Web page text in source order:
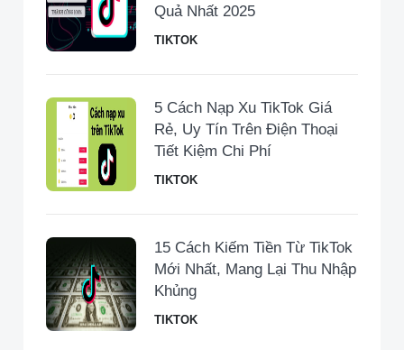
Quả Nhất 2025
TIKTOK
5 Cách Nạp Xu TikTok Giá
Rẻ, Uy Tín Trên Điện Thoại
Tiết Kiệm Chi Phí
TIKTOK
15 Cách Kiếm Tiền Từ TikTok
Mới Nhất, Mang Lại Thu Nhập
Khủng
TIKTOK